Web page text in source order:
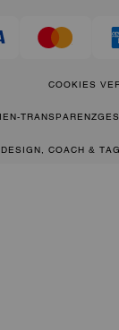
COOKIES
COACH &